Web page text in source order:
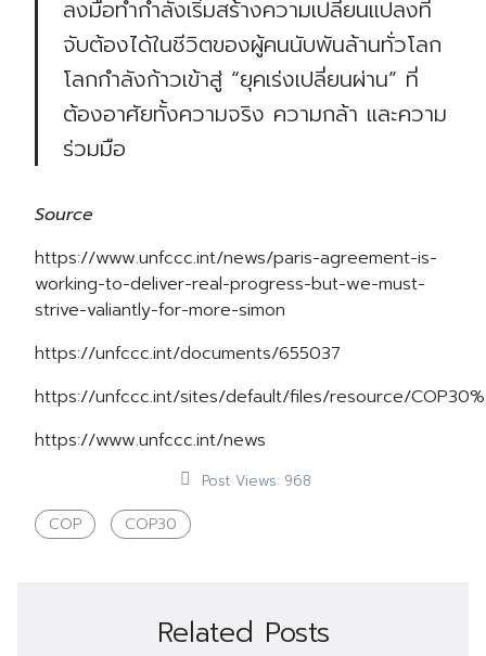
Search
ลงมือทำกำลังเริ่มสร้างความเปลี่ยนแปลงที่
จับต้องได้ในชีวิตของผู้คนนับพันล้านทั่วโลก
โลกกำลังก้าวเข้าสู่ “ยุคเร่งเปลี่ยนผ่าน” ที่
ต้องอาศัยทั้งความจริง ความกล้า และความ
ร่วมมือ
Source
https://www.unfccc.int/news/paris-agreement-is-
working-to-deliver-real-progress-but-we-must-
strive-valiantly-for-more-simon
https://unfccc.int/documents/655037
https://unfccc.int/sites/default/files/resource/
https://www.unfccc.int/news
Post Views: 968
COP COP30
Related Posts